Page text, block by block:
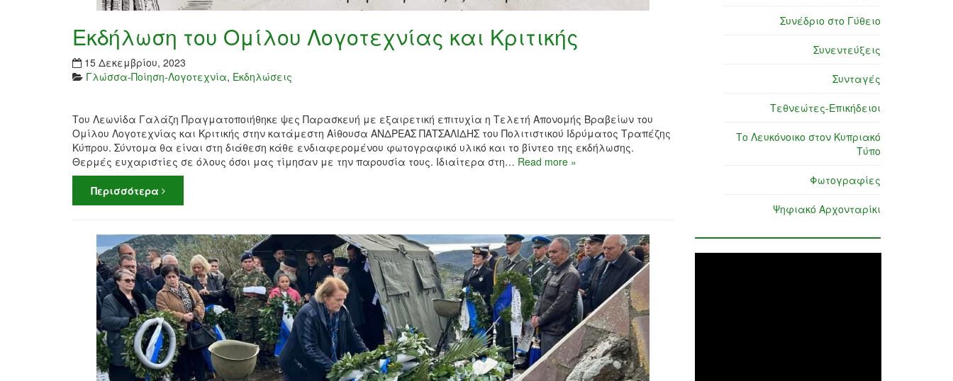
Εκδήλωση του Ομίλου Λογοτεχνίας και Κριτικής
15 Δεκεμβρίου, 2023
Γλώσσα-Ποίηση-Λογοτεχνία, Εκδηλώσεις
Του Λεωνίδα Γαλάζη Πραγματοποιήθηκε ψες Παρασκευή με εξαιρετική επιτυχία η Τελετή Απονομής Βραβείων του
Ομίλου Λογοτεχνίας και Κριτικής στην κατάμεστη Αίθουσα ΑΝΔΡΕΑΣ ΠΑΤΣΑΛΙΔΗΣ του Πολιτιστικού Ιδρύματος Τραπέζης
Κύπρου. Σύντομα θα είναι στη διάθεση κάθε ενδιαφερομένου φωτογραφικό υλικό και το βίντεο της εκδήλωσης.
Θερμές ευχαριστίες σε όλους όσοι μας τίμησαν με την παρουσία τους. Ιδιαίτερα στη… Read more »
Περισσότερα
Συνέδριο στο Γύθειο
Συνεντεύξεις
Συνταγές
Τεθνεώτες-Επικήδειοι
Το Λευκόνοικο στον Κυπριακό
Τύπο
Φωτογραφίες
Ψηφιακό Αρχονταρίκι